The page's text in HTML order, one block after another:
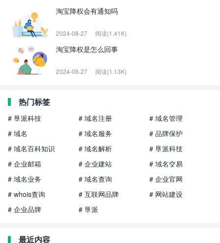
淘宝降权会有通知吗
2024-08-27 阅读(1.41K)
淘宝降权是怎么回事
2024-08-27 阅读(1.13K)
热门标签
# 垦派科技 # 域名注册
# 域名管理
# 域名
# 域名服务
# 品牌保护
# 域名百科知识
# 域名解析
# 垦派科技
# 企业邮箱
# 企业建站
# 域名交易
# 域名业务
# 域名查询
# 企业官网
# whois查询
# 互联网品牌
# 网站建设
# 企业品牌
# 垦派
最近内容